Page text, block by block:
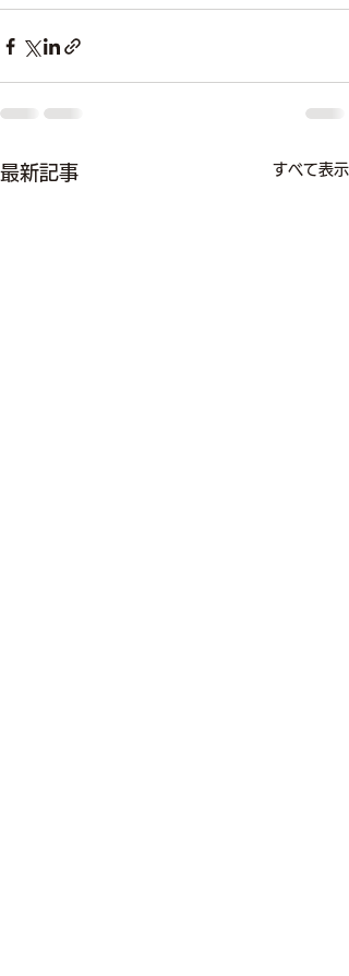
最新記事 すべて表示